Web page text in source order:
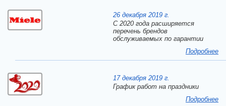
26 декабря 2019 г.
С 2020 года расширяется
перечень брендов
обслуживаемых по гарантии
Подробнее
17 декабря 2019 г.
График работ на праздники
Подробнее